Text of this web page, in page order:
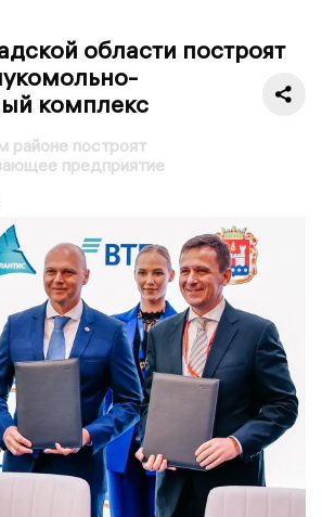
области построят
комплекс
районе построят
предприятие